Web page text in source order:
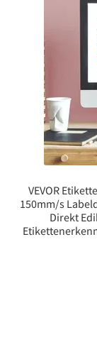
VEVOR
150mm/s
Direkt